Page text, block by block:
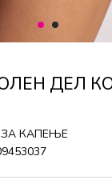
1 2
ДЕЛ
КАПЕЊЕ